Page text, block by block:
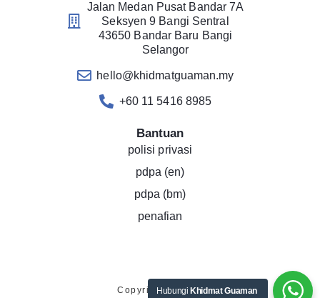
Jalan Medan Pusat Bandar 7A
Seksyen 9 Bangi Sentral
43650 Bandar Baru Bangi
Selangor
hello@khidmatguaman.my
+60 11 5416 8985
Bantuan
polisi privasi
pdpa (en)
pdpa (bm)
penafian
Copyright © 2019
Hubungi Khidmat Guaman